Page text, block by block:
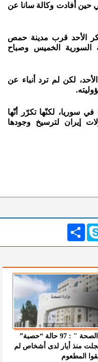
حين أفادت وكالة سانا عن
الأحد قرب مدينة حمص
السورية الخميس وصباح
لكن لم ترد أنباء عن
سوريا، لكنّها تكرّر أنّها
إيران لترسيخ وجودها
انشر
" الصحة " : 97 حالة “حصبة”
منذ أيار لدى أشخاص لم
المطعوم